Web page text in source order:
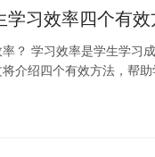
学习效率四个有效
？ 学习效率是学生学习
介绍四个有效方法，帮